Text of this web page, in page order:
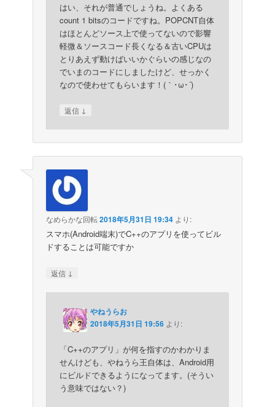
はい、それが普通でしょうね。よくある
count 1 bitsのコードですね。POPCNT自体
はほとんどソース上で使ってないので影響
軽微＆ソースコード長くなる＆古いCPUは
とりあえず動けばいいかぐらいの感じなの
でいまのコードにしましたけど、せっかく
なので使わせてもらいます！(｀･ω･´)ゞ
返信 ↓
なめらかな回転2018年5月31日 19:34 より:
スマホ(Android端末)でC++のアプリを使ってビル
ドすることは可能ですか
返信 ↓
やねうらお
2018年5月31日 19:56 より:
「C++のアプリ」が何を指すのかわかりま
せんけども、やねうら王自体は、Android用
にビルドできるようになってます。(そうい
う意味ではない？)